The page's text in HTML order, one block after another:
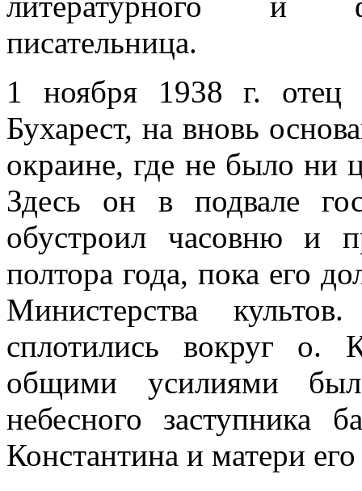
писательница.
1 ноября 1938 г. отец
Бухарест, на вновь
окраине, где не было ни
Здесь он в подвале
обустроил часовню и
полтора года, пока его
Министерства
сплотились вокруг о.
общими усилиями
небесного
Константина и матери